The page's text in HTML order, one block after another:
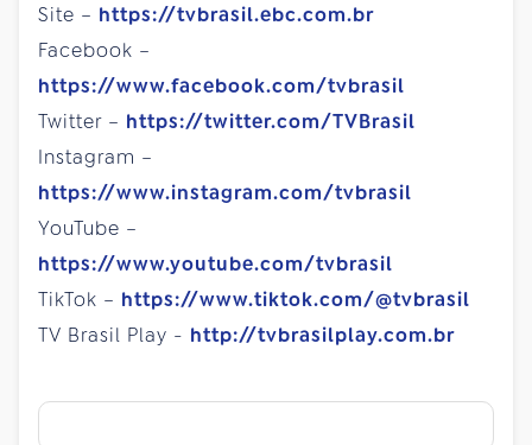
Site – https://tvbrasil.ebc.com.br
Facebook –
https://www.facebook.com/tvbrasil
Twitter – https://twitter.com/TVBrasil
Instagram –
https://www.instagram.com/tvbrasil
YouTube –
https://www.youtube.com/tvbrasil
TikTok – https://www.tiktok.com/@tvbrasil
TV Brasil Play - http://tvbrasilplay.com.br